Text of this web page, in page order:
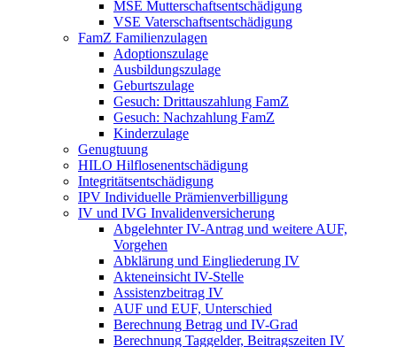
MSE Mutterschaftsentschädigung
VSE Vaterschaftsentschädigung
FamZ Familienzulagen
Adoptionszulage
Ausbildungszulage
Geburtszulage
Gesuch: Drittauszahlung FamZ
Gesuch: Nachzahlung FamZ
Kinderzulage
Genugtuung
HILO Hilflosenentschädigung
Integritätsentschädigung
IPV Individuelle Prämienverbilligung
IV und IVG Invalidenversicherung
Abgelehnter IV-Antrag und weitere AUF,
Vorgehen
Abklärung und Eingliederung IV
Akteneinsicht IV-Stelle
Assistenzbeitrag IV
AUF und EUF, Unterschied
Berechnung Betrag und IV-Grad
Berechnung Taggelder, Beitragszeiten IV